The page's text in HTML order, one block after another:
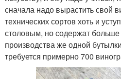
сначала надо вырастить свой
технических сортов хоть и
столовым, но содержат
производства же одной
требуется примерно 700